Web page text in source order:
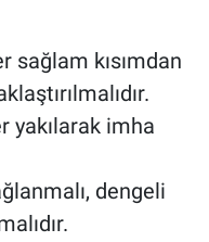
sağlam kısımdan
yakılarak imha
dengeli